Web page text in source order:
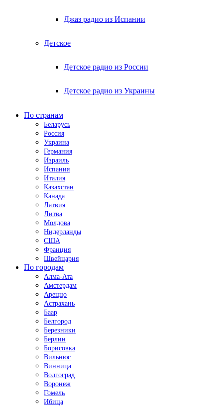
Джаз радио из Испании
Детское
Детское радио из России
Детское радио из Украины
По странам
Беларусь
Россия
Украина
Германия
Израиль
Испания
Италия
Казахстан
Канада
Латвия
Литва
Молдова
Нидерланды
США
Франция
Швейцария
По городам
Алма-Ата
Амстердам
Ареццо
Астрахань
Баар
Белгород
Березники
Берлин
Борисовка
Вильнюс
Винница
Волгоград
Воронеж
Гомель
Ибица